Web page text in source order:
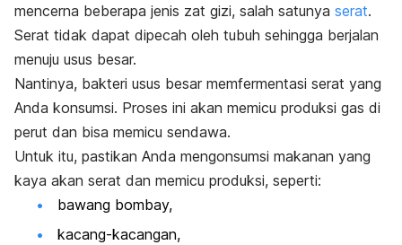
mencerna beberapa jenis zat gizi, salah satunya serat.
Serat tidak dapat dipecah oleh tubuh sehingga berjalan
menuju usus besar.
Nantinya, bakteri usus besar memfermentasi serat yang
Anda konsumsi. Proses ini akan memicu produksi gas di
perut dan bisa memicu sendawa.
Untuk itu, pastikan Anda mengonsumsi makanan yang
kaya akan serat dan memicu produksi, seperti:
bawang bombay,
kacang-kacangan,